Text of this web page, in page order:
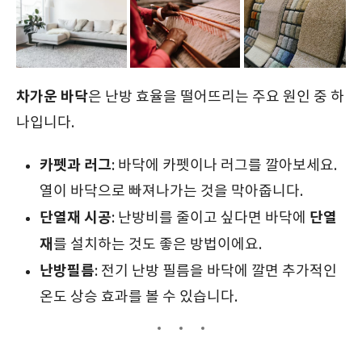
차가운 바닥은 난방 효율을 떨어뜨리는 주요 원인 중 하
나입니다.
카펫과 러그: 바닥에 카펫이나 러그를 깔아보세요.
열이 바닥으로 빠져나가는 것을 막아줍니다.
단열재 시공: 난방비를 줄이고 싶다면 바닥에 단열
재 를 설치하는 것도 좋은 방법이에요.
난방필름: 전기 난방 필름을 바닥에 깔면 추가적인
온도 상승 효과를 볼 수 있습니다.